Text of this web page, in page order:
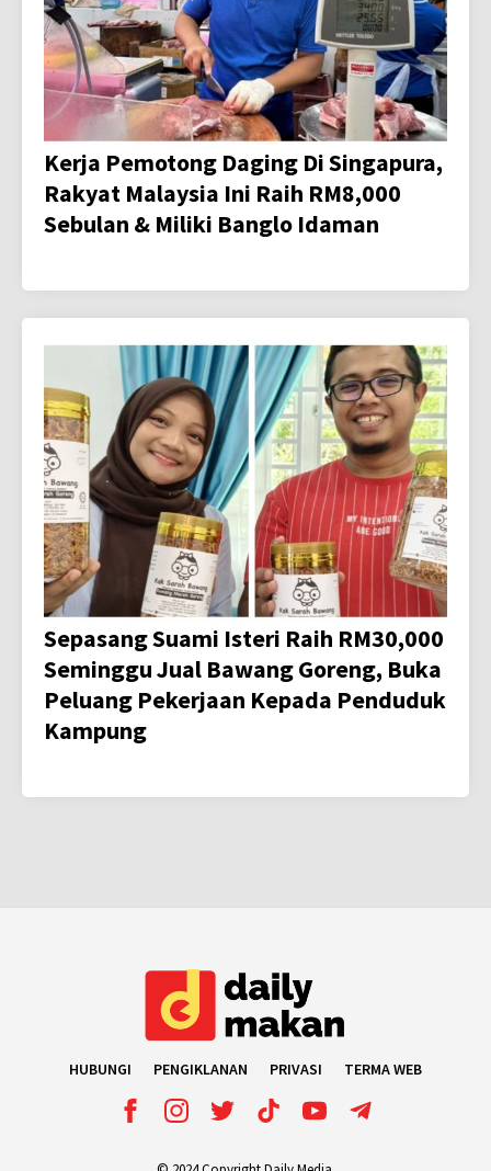
Kerja Pemotong Daging Di Singapura,
Rakyat Malaysia Ini Raih RM8,000
Sebulan & Miliki Banglo Idaman
Sepasang Suami Isteri Raih RM30,000
Seminggu Jual Bawang Goreng, Buka
Peluang Pekerjaan Kepada Penduduk
Kampung
HUBUNGI PENGIKLANAN PRIVASI TERMA WEB